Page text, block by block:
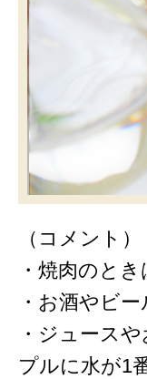
（コメント）
・焼肉のと
・お酒やビ
・ジュース
プルに水が1